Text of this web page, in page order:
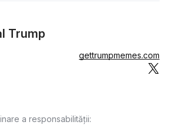
Trump
gettrumpmemes.com
a responsabilității: